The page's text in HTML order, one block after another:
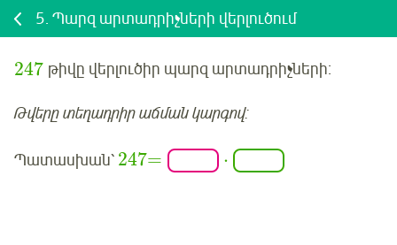
5. Պարզ արտադրիչների վերլուծում
247 թիվը վերլուծիր պարզ արտադրիչների:
Թվերը տեղադրիր աճման կարգով:
Պատասխան՝ 247= ⋅